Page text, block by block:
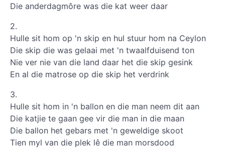
Die anderdagmôre was die kat weer daar
2.
Hulle sit hom op 'n skip en hul stuur hom na Ceylon
Die skip die was gelaai met 'n twaalfduisend ton
Nie ver nie van die land daar het die skip gesink
En al die matrose op die skip het verdrink
3.
Hulle sit hom in 'n ballon en die man neem dit aan
Die katjie te gaan gee vir die man in die maan
Die ballon het gebars met 'n geweldige skoot
Tien myl van die plek lê die man morsdood